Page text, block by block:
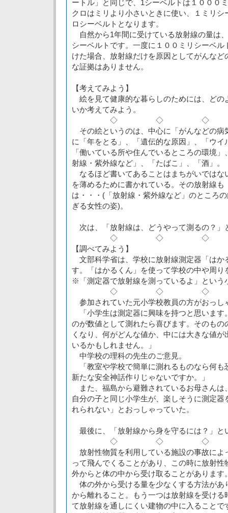
ートル」と同じで、1シーベルトは１０００
クロはミリより小さいときに使い、１ミリ
ロシーベルトとなります。
自然から1年間に受けている放射線の量は
シーベルトです。一度に１００ミリシーベ
けた場合、放射線だけを原因としてがんな
な証拠はありません。
【考えてみよう】
絵を見て健康的な暮らしのためには、どの
いか考えてみよう。
◇ ◇ ◇
その絵というのは、中心に「がんなどの病
に「年をとる」、「遺伝的な原因」、「ウイ
「働いている所や住んでいるところの環境
射線・紫外線など」、「たばこ」、「酒」。
なるほど書いてあることはまちがいではな
を薄めるために書かれている。その放射線
は・・・(「放射線・紫外線など」のところ
ぎる女性の姿)。
次は、「放射線は、どうやって測るの？」
◇ ◇ ◇
【調べてみよう】
文部科学省は、学校に放射線測定器「はか
す。「はかるくん」を使って学校の中や周り
※「測定器で放射線を測っているよ」という
◇ ◇ ◇
参加されていた元小学校教員の方がおっし
「小学生は測定器に興味を持つと思います
のが数値として測れたら喜びます。そのもの
くなり、何がどんな値か、中には大きな値
いるかもしれません。」
中学校の理科の先生のご意見。
「教室や学校で簡単に測れるものなら何も
新たな安全神話作りじゃないですか。」
また、福島から避難されているお母さんは
自分の子と同じ小学生が、楽しそうに測定
れられない」とおっしゃっていた。
最後に、「放射線から身を守るには？」と
◇ ◇ ◇
放射性物質を利用している施設の事故によ
って飛んでくることがあり、この時に放射
外からと体の中から受け取ることがあります
体の外から受ける量を少なくする方法があ
から離れること。もう一つは放射線を受ける
て放射線を通しにくい建物の中に入ることで